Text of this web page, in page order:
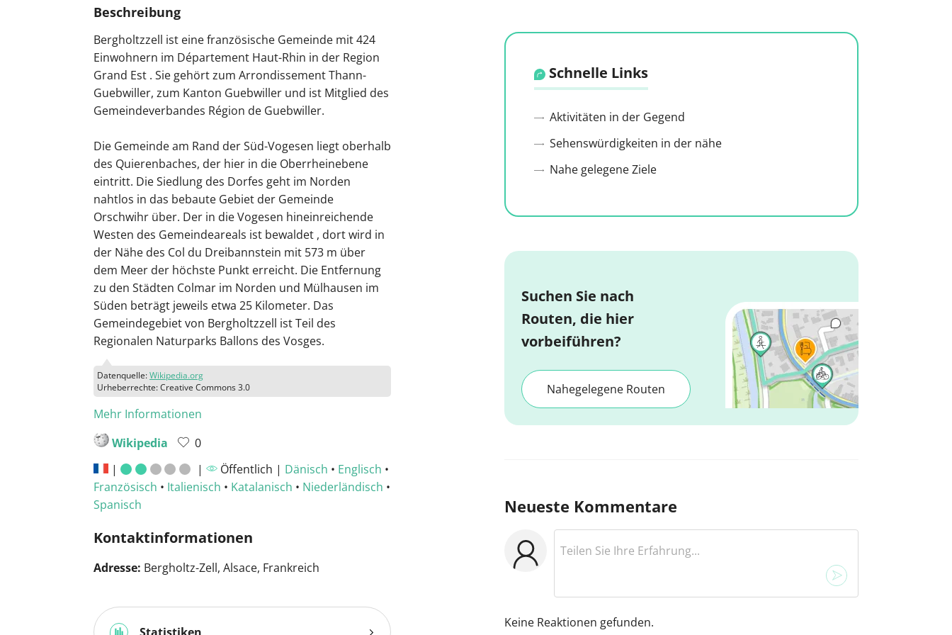
Beschreibung
Bergholtzzell ist eine französische Gemeinde mit 424
Einwohnern im Département Haut-Rhin in der Region
Grand Est . Sie gehört zum Arrondissement Thann-
Guebwiller, zum Kanton Guebwiller und ist Mitglied des
Gemeindeverbandes Région de Guebwiller.
Die Gemeinde am Rand der Süd-Vogesen liegt oberhalb
des Quierenbaches, der hier in die Oberrheinebene
eintritt. Die Siedlung des Dorfes geht im Norden
nahtlos in das bebaute Gebiet der Gemeinde
Orschwihr über. Der in die Vogesen hineinreichende
Westen des Gemeindeareals ist bewaldet , dort wird in
der Nähe des Col du Dreibannstein mit 573 m über
dem Meer der höchste Punkt erreicht. Die Entfernung
zu den Städten Colmar im Norden und Mülhausen im
Süden beträgt jeweils etwa 25 Kilometer. Das
Gemeindegebiet von Bergholtzzell ist Teil des
Regionalen Naturparks Ballons des Vosges.
Datenquelle:Wikipedia.org
Urheberrechte: Creative Commons 3.0
Mehr Informationen
Wikipedia
0
|
| Öffentlich | Dänisch • Englisch •
Französisch • Italienisch • Katalanisch • Niederländisch •
Spanisch
Kontaktinformationen
Adresse: Bergholtz-Zell, Alsace, Frankreich
Statistiken
Schnelle Links
Aktivitäten in der Gegend
Sehenswürdigkeiten in der nähe
Nahe gelegene Ziele
Suchen Sie nach
Routen, die hier
vorbeiführen?
Nahegelegene Routen
Neueste Kommentare
Keine Reaktionen gefunden.